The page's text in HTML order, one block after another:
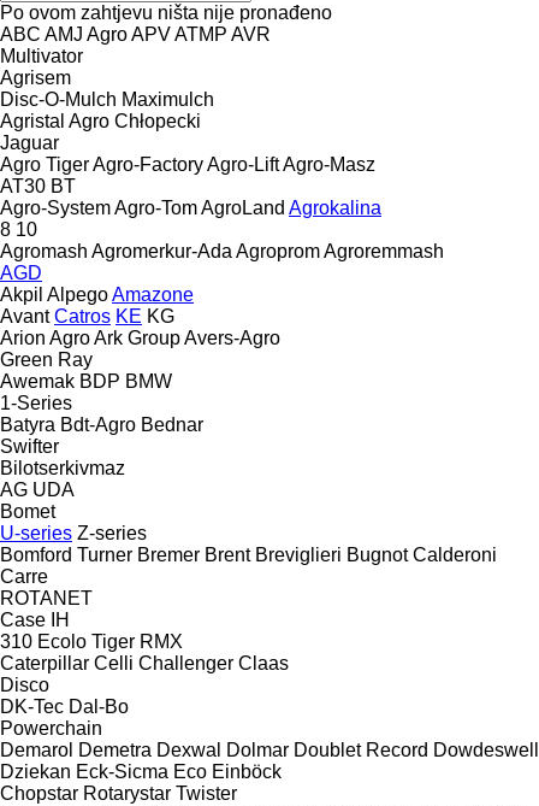
Po ovom zahtjevu ništa nije pronađeno
ABC AMJ AgroAPVATMP AVR
Multivator
Agrisem
Disc-O-Mulch Maximulch
Agristal Agro Chłopecki
Jaguar
Agro TigerAgro-FactoryAgro-LiftAgro-Masz
AT30 BT
Agro-SystemAgro-TomAgroLand Agrokalina
8 10
Agromash Agromerkur-Ada AgropromAgroremmash
AGD
Akpil AlpegoAmazone
Avant Catros KE KG
Arion AgroArk GroupAvers-Agro
Green Ray
Awemak BDP BMW
1-Series
Batyra Bdt-Agro Bednar
Swifter
Bilotserkivmaz
AG UDA
Bomet
U-series Z-series
Bomford Turner Bremer Brent Breviglieri Bugnot Calderoni
Carre
ROTANET
Case IH
310 Ecolo Tiger RMX
Caterpillar Celli Challenger Claas
Disco
DK-Tec Dal-Bo
Powerchain
Demarol Demetra Dexwal Dolmar Doublet Record Dowdeswell
Dziekan Eck-Sicma Eco Einböck
Chopstar Rotarystar Twister